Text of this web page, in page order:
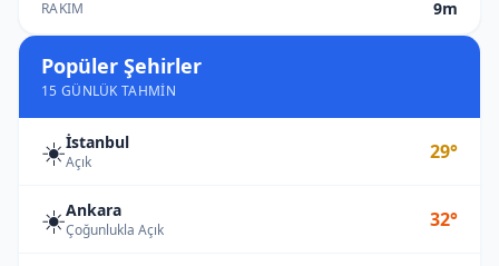
RAKIM 9m
Popüler Şehirler
15 GÜNLÜK TAHMIN
☀️İstanbul
Açık 29°
☀️Ankara
Çoğunlukla Açık 32°